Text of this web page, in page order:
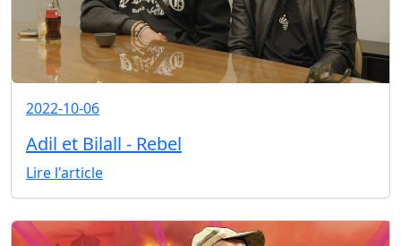
2022-10-06
Adil et Bilall - Rebel
Lire l'article